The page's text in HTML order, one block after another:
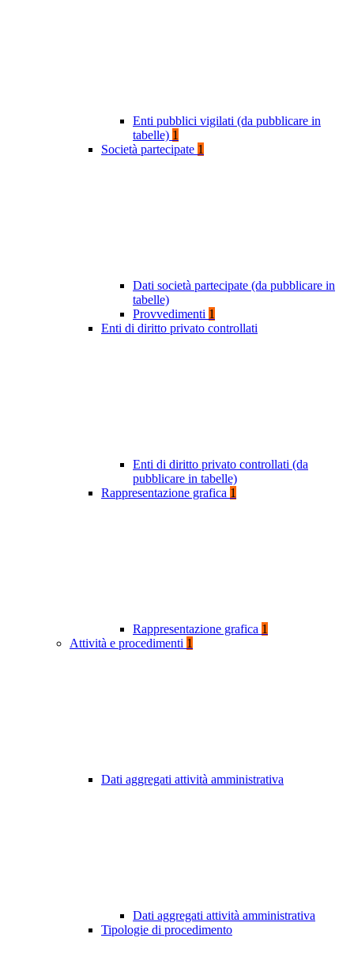
Enti pubblici vigilati (da pubblicare in
tabelle) 1
Società partecipate 1
Dati società partecipate (da pubblicare in
tabelle)
Provvedimenti 1
Enti di diritto privato controllati
Enti di diritto privato controllati (da
pubblicare in tabelle)
Rappresentazione grafica 1
Rappresentazione grafica 1
Attività e procedimenti 1
Dati aggregati attività amministrativa
Dati aggregati attività amministrativa
Tipologie di procedimento